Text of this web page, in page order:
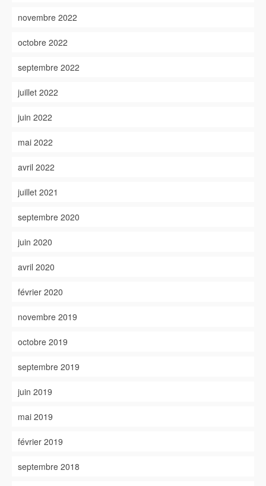
novembre 2022
octobre 2022
septembre 2022
juillet 2022
juin 2022
mai 2022
avril 2022
juillet 2021
septembre 2020
juin 2020
avril 2020
février 2020
novembre 2019
octobre 2019
septembre 2019
juin 2019
mai 2019
février 2019
septembre 2018